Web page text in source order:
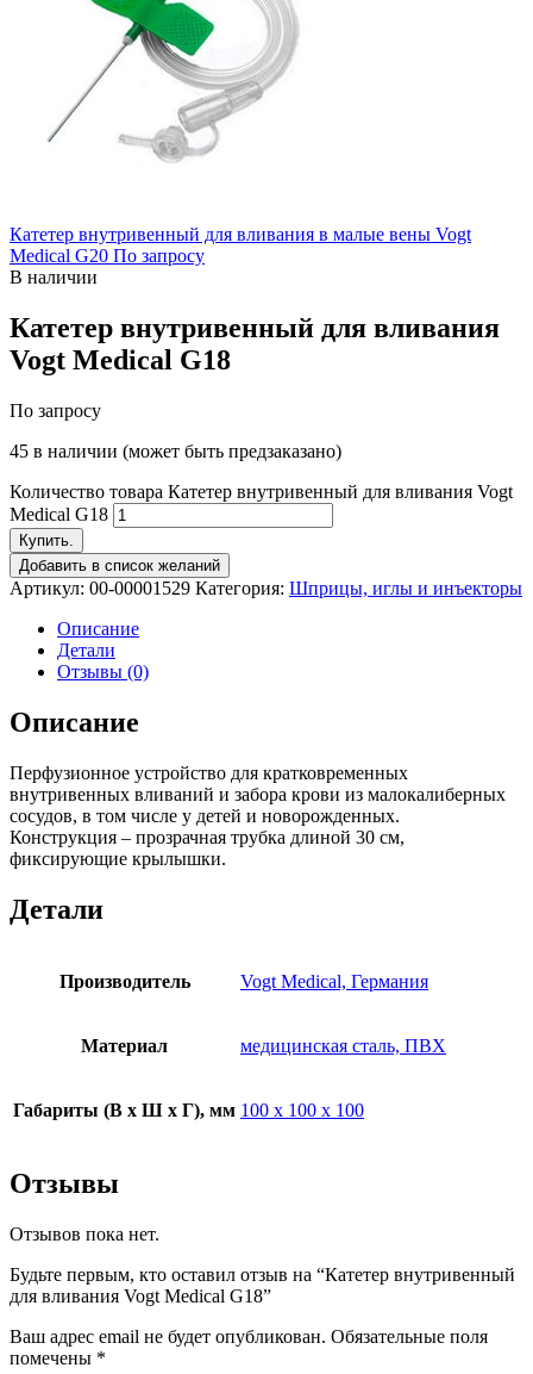
Катетер внутривенный для вливания в малые вены Vogt
Medical G20 По запросу
В наличии
Катетер внутривенный для вливания
Vogt Medical G18
По запросу
45 в наличии (может быть предзаказано)
Количество товара Катетер внутривенный для вливания Vogt
Medical G18
Купить.
Добавить в список желаний
Артикул: 00-00001529 Категория: Шприцы, иглы и инъекторы
Описание
Детали
Отзывы (0)
Описание
Перфузионное устройство для кратковременных
внутривенных вливаний и забора крови из малокалиберных
сосудов, в том числе у детей и новорожденных.
Конструкция – прозрачная трубка длиной 30 см,
фиксирующие крылышки.
Детали
Производитель Vogt Medical, Германия
Материал медицинская сталь, ПВХ
Габариты (В х Ш х Г), мм 100 х 100 х 100
Отзывы
Отзывов пока нет.
Будьте первым, кто оставил отзыв на “Катетер внутривенный
для вливания Vogt Medical G18”
Ваш адрес email не будет опубликован. Обязательные поля
помечены *